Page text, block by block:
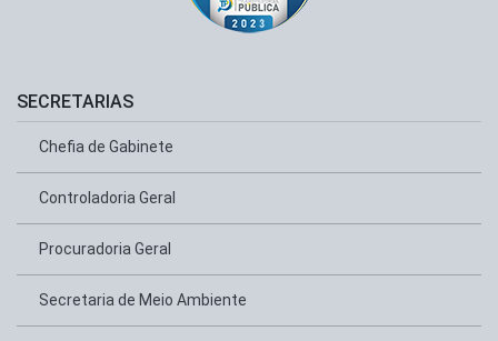
SECRETARIAS
Chefia de Gabinete
Controladoria Geral
Procuradoria Geral
Secretaria de Meio Ambiente